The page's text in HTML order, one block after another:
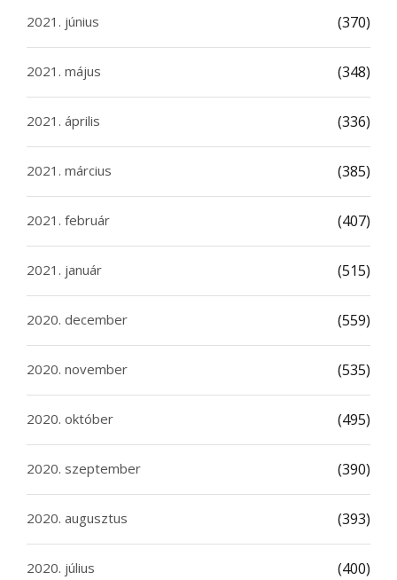
2021. június (370)
2021. május (348)
2021. április (336)
2021. március (385)
2021. február (407)
2021. január (515)
2020. december (559)
2020. november (535)
2020. október (495)
2020. szeptember (390)
2020. augusztus (393)
2020. július (400)